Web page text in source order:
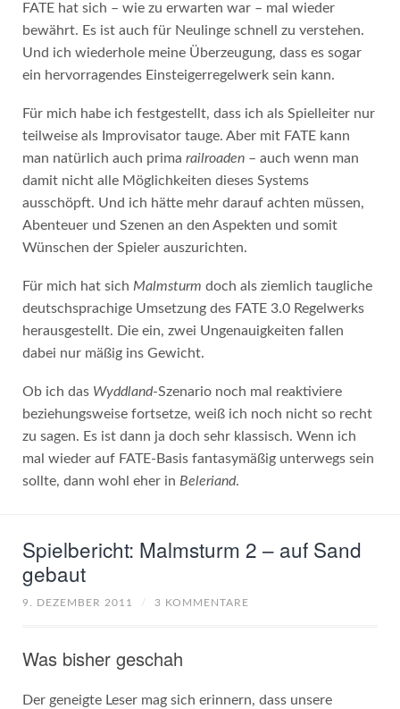
FATE hat sich – wie zu erwarten war – mal wieder
bewährt. Es ist auch für Neulinge schnell zu verstehen.
Und ich wiederhole meine Überzeugung, dass es sogar
ein hervorragendes Einsteigerregelwerk sein kann.
Für mich habe ich festgestellt, dass ich als Spielleiter nur
teilweise als Improvisator tauge. Aber mit FATE kann
man natürlich auch prima railroaden– auch wenn man
damit nicht alle Möglichkeiten dieses Systems
ausschöpft. Und ich hätte mehr darauf achten müssen,
Abenteuer und Szenen an den Aspekten und somit
Wünschen der Spieler auszurichten.
Für mich hat sich Malmsturm doch als ziemlich taugliche
deutschsprachige Umsetzung des FATE 3.0 Regelwerks
herausgestellt. Die ein, zwei Ungenauigkeiten fallen
dabei nur mäßig ins Gewicht.
Ob ich das Wyddland-Szenario noch mal reaktiviere
beziehungsweise fortsetze, weiß ich noch nicht so recht
zu sagen. Es ist dann ja doch sehr klassisch. Wenn ich
mal wieder auf FATE-Basis fantasymäßig unterwegs sein
sollte, dann wohl eher in Beleriand.
Spielbericht: Malmsturm 2 – auf Sand
gebaut
9. DEZEMBER 2011 / 3 KOMMENTARE
Was bisher geschah
Der geneigte Leser mag sich erinnern, dass unsere